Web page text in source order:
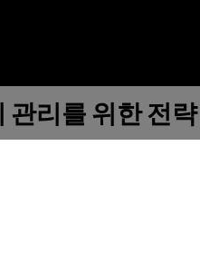
관리를 위한 전략